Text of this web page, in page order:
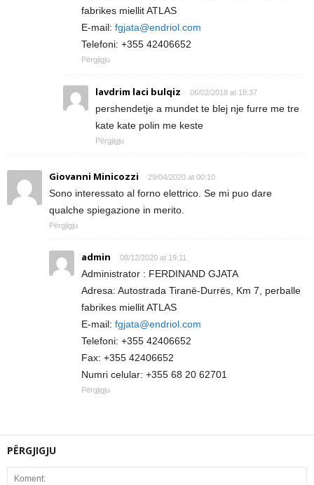
fabrikes miellit ATLAS
E-mail: fgjata@endriol.com
Telefoni: +355 42406652
Përgjigju
lavdrim laci bulqiz 06/02/2018 at 18:37
pershendetje a mundet te blej nje furre me tre
kate kate polin me keste
Përgjigju
Giovanni Minicozzi 29/04/2020 at 00:10
Sono interessato al forno elettrico. Se mi puo dare
qualche spiegazione in merito.
Përgjigju
admin 08/12/2020 at 19:11
Administrator : FERDINAND GJATA
Adresa: Autostrada Tiranë-Durrës, Km 7, perballe
fabrikes miellit ATLAS
E-mail: fgjata@endriol.com
Telefoni: +355 42406652
Fax: +355 42406652
Numri celular: +355 68 20 62701
Përgjigju
PËRGJIGJU